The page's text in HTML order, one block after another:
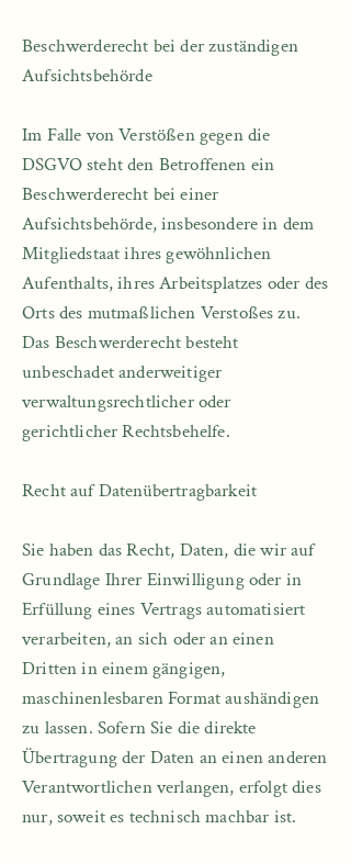
Beschwerderecht bei der zuständigen
Aufsichtsbehörde​
Im Falle von Verstößen gegen die
DSGVO steht den Betroffenen ein
Beschwerderecht bei einer
Aufsichtsbehörde, insbesondere in dem
Mitgliedstaat ihres gewöhnlichen
Aufenthalts, ihres Arbeitsplatzes oder des
Orts des mutmaßlichen Verstoßes zu.
Das Beschwerderecht besteht
unbeschadet anderweitiger
verwaltungsrechtlicher oder
gerichtlicher Rechtsbehelfe.​
Recht auf Datenübertragbarkeit​
Sie haben das Recht, Daten, die wir auf
Grundlage Ihrer Einwilligung oder in
Erfüllung eines Vertrags automatisiert
verarbeiten, an sich oder an einen
Dritten in einem gängigen,
maschinenlesbaren Format aushändigen
zu lassen. Sofern Sie die direkte
Übertragung der Daten an einen anderen
Verantwortlichen verlangen, erfolgt dies
nur, soweit es technisch machbar ist.​